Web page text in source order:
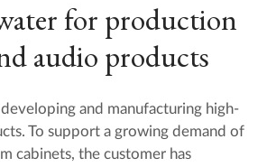
for production
audio products
and manufacturing high-
To support a growing demand of
cabinets, the customer has